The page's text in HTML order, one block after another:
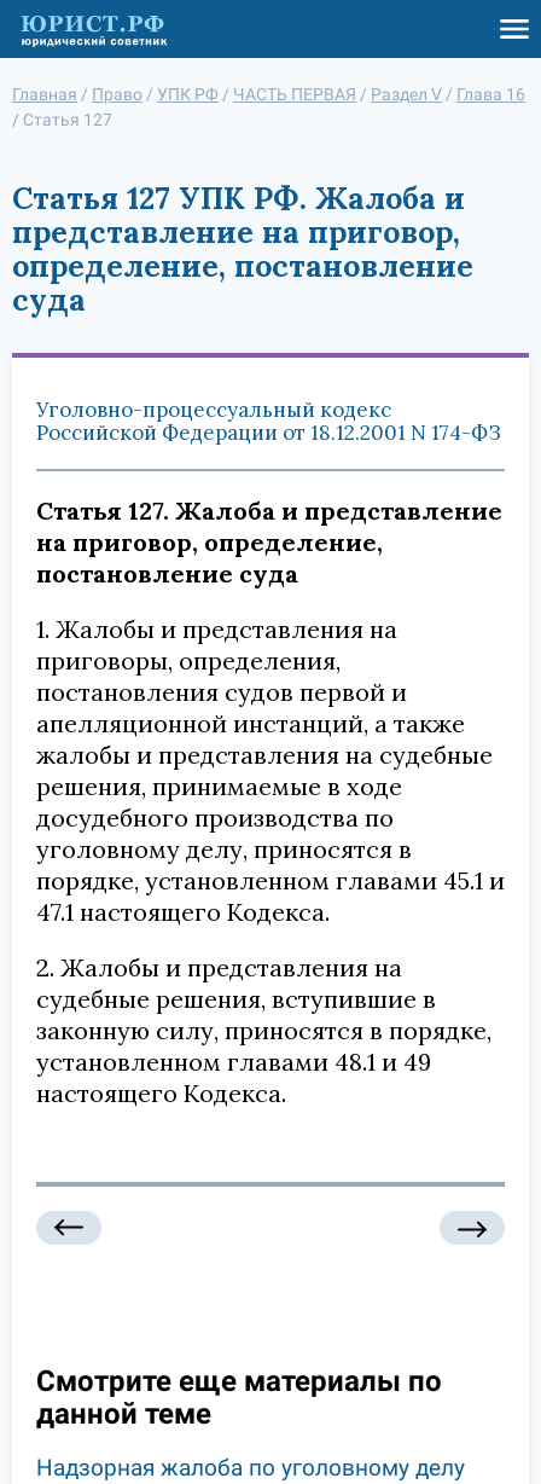
Главная / Право / УПК РФ / ЧАСТЬ ПЕРВАЯ / Раздел V / Глава 16
/ Статья 127
Статья 127 УПК РФ. Жалоба и
представление на приговор,
определение, постановление
суда
Уголовно-процессуальный кодекс
Российской Федерации от 18.12.2001 N 174-ФЗ
Статья 127. Жалоба и представление
на приговор, определение,
постановление суда
1. Жалобы и представления на
приговоры, определения,
постановления судов первой и
апелляционной инстанций, а также
жалобы и представления на судебные
решения, принимаемые в ходе
досудебного производства по
уголовному делу, приносятся в
порядке, установленном главами 45.1 и
47.1 настоящего Кодекса.
2. Жалобы и представления на
судебные решения, вступившие в
законную силу, приносятся в порядке,
установленном главами 48.1 и 49
настоящего Кодекса.
Смотрите еще материалы по
данной теме
Надзорная жалоба по уголовному делу